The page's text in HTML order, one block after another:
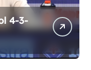
4-3-